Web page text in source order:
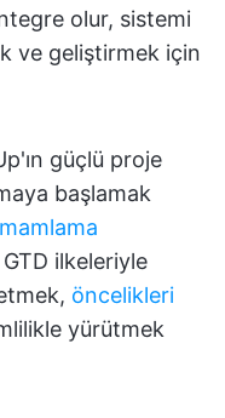
olur, sistemi
ve geliştirmek için
güçlü proje
başlamak
ilkeleriyle
öncelikleri
yürütmek